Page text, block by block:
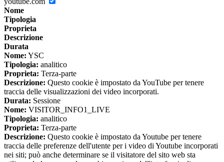
Nome
Tipologia
Proprieta
Descrizione
Durata
Nome: YSC
Tipologia: analitico
Proprieta: Terza-parte
Descrizione: Questo cookie è impostato da YouTube per tenere
traccia delle visualizzazioni dei video incorporati.
Durata: Sessione
Nome: VISITOR_INFO1_LIVE
Tipologia: analitico
Proprieta: Terza-parte
Descrizione: Questo cookie è impostato da Youtube per tenere
traccia delle preferenze dell'utente per i video di Youtube incorporati
nei siti; può anche determinare se il visitatore del sito web sta